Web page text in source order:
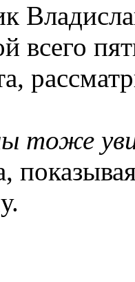
всего
тоже